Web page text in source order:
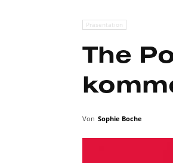
Präsentation
The
Von Sophie Boche